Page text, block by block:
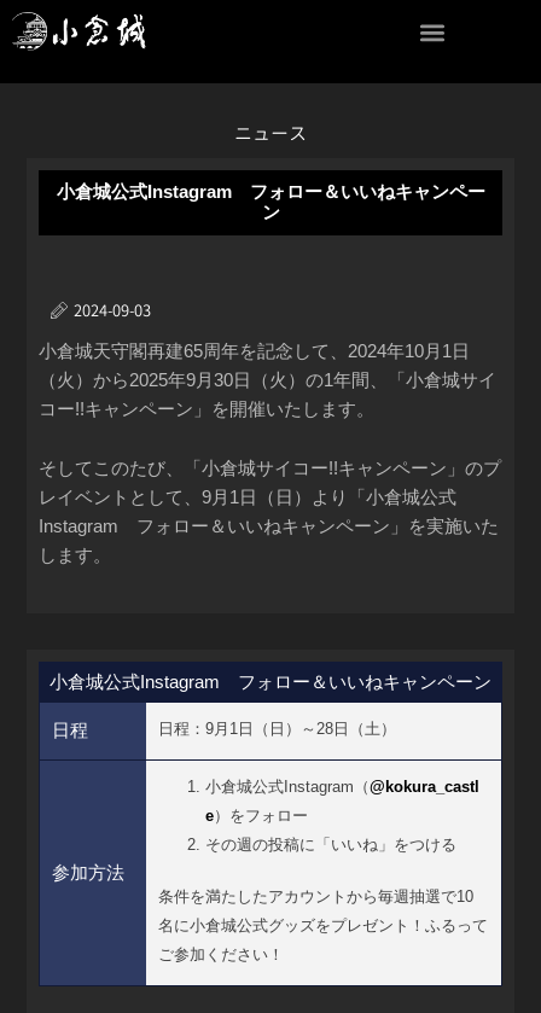
内
容
ニュース
小倉城公式Instagram フォロー＆いいねキャンペー
ン
2024-09-03
小倉城天守閣再建65周年を記念して、2024年10月1日
（火）から2025年9月30日（火）の1年間、「小倉城サイ
コー!!キャンペーン」を開催いたします。
そしてこのたび、「小倉城サイコー!!キャンペーン」のプ
レイベントとして、9月1日（日）より「小倉城公式
Instagram フォロー＆いいねキャンペーン」を実施いた
します。
小倉城公式Instagram フォロー＆いいねキャンペーン
日程 日程：9 月 1 日（日）～ 28 日（土）
参加方法
小倉城公式Instagram（@kokura_castl
e）をフォロー
その週の投稿に「いいね」をつける
条件を満たしたアカウントから毎週抽選で10
名に小倉城公式グッズをプレゼント！ふるって
ご参加ください！